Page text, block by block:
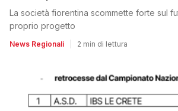
La società fiorentina scommette forte sul
proprio progetto
News Regionali 2 min di lettura